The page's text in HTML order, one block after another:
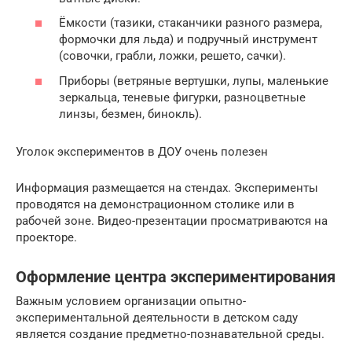
Ёмкости (тазики, стаканчики разного размера,
формочки для льда) и подручный инструмент
(совочки, грабли, ложки, решето, сачки).
Приборы (ветряные вертушки, лупы, маленькие
зеркальца, теневые фигурки, разноцветные
линзы, безмен, бинокль).
Уголок экспериментов в ДОУ очень полезен
Информация размещается на стендах. Эксперименты
проводятся на демонстрационном столике или в
рабочей зоне. Видео-презентации просматриваются на
проекторе.
Оформление центра экспериментирования
Важным условием организации опытно-
экспериментальной деятельности в детском саду
является создание предметно-познавательной среды.